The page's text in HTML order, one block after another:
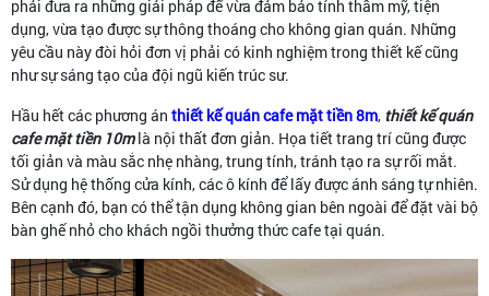
phải đưa ra những giải pháp để vừa đảm bảo tính thẫm mỹ, tiện
dụng, vừa tạo được sự thông thoáng cho không gian quán. Những
yêu cầu này đòi hỏi đơn vị phải có kinh nghiệm trong thiết kế cũng
như sự sáng tạo của đội ngũ kiến trúc sư.
Hầu hết các phương án thiết kế quán cafe mặt tiền 8m, thiết kế quán
cafe mặt tiền 10mlà nội thất đơn giản. Họa tiết trang trí cũng được
tối giản và màu sắc nhẹ nhàng, trung tính, tránh tạo ra sự rối mắt.
Sử dụng hệ thống cửa kính, các ô kính để lấy được ánh sáng tự nhiên.
Bên cạnh đó, bạn có thể tận dụng không gian bên ngoài để đặt vài bộ
bàn ghế nhỏ cho khách ngồi thưởng thức cafe tại quán.